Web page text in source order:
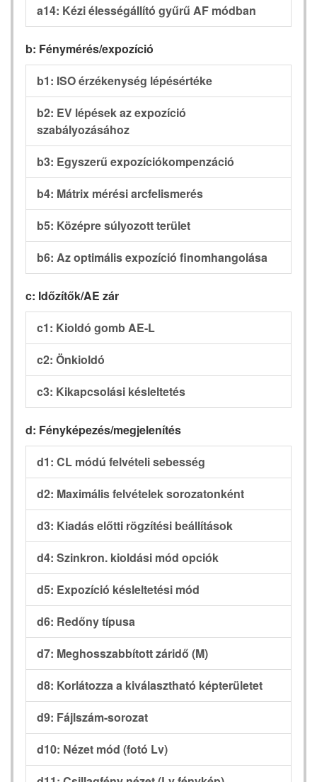
a14: Kézi élességállító gyűrű AF módban
b: Fénymérés/expozíció
b1: ISO érzékenység lépésértéke
b2: EV lépések az expozíció
szabályozásához
b3: Egyszerű expozíciókompenzáció
b4: Mátrix mérési arcfelismerés
b5: Középre súlyozott terület
b6: Az optimális expozíció finomhangolása
c: Időzítők/AE zár
c1: Kioldó gomb AE-L
c2: Önkioldó
c3: Kikapcsolási késleltetés
d: Fényképezés/megjelenítés
d1: CL módú felvételi sebesség
d2: Maximális felvételek sorozatonként
d3: Kiadás előtti rögzítési beállítások
d4: Szinkron. kioldási mód opciók
d5: Expozíció késleltetési mód
d6: Redőny típusa
d7: Meghosszabbított záridő (M)
d8: Korlátozza a kiválasztható képterületet
d9: Fájlszám-sorozat
d10: Nézet mód (fotó Lv)